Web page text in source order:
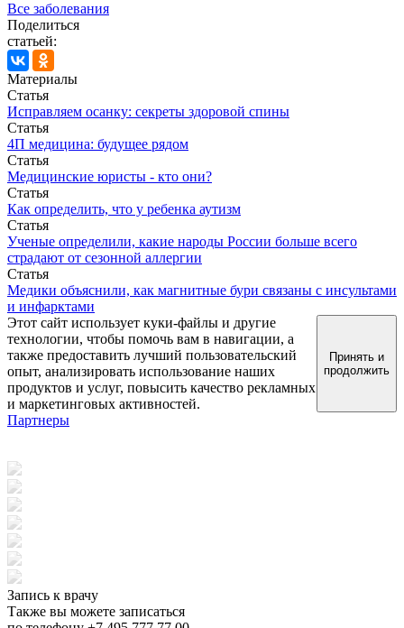
Все заболевания
Поделиться
статьей:
Материалы
Статья
Исправляем осанку: секреты здоровой спины
Статья
4П медицина: будущее рядом
Статья
Медицинские юристы - кто они?
Статья
Как определить, что у ребенка аутизм
Статья
Ученые определили, какие народы России больше всего
страдают от сезонной аллергии
Статья
Медики объяснили, как магнитные бури связаны с инсультами
и инфарктами
Этот сайт использует куки-файлы и другие
технологии, чтобы помочь вам в навигации, а
также предоставить лучший пользовательский
опыт, анализировать использование наших
продуктов и услуг, повысить качество рекламных
и маркетинговых активностей.
Принять и
продолжить
Партнеры
Запись к врачу
Также вы можете записаться